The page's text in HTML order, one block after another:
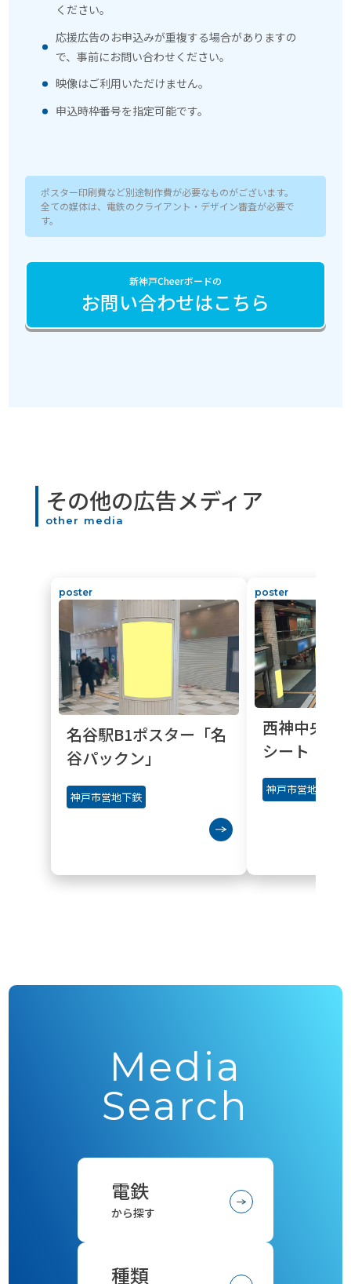
ください。
応援広告のお申込みが重複する場合がありますの
で、事前にお問い合わせください。
映像はご利用いただけません。
申込時枠番号を指定可能です。
ポスター印刷費など別途制作費が必要なものがございます。
全ての媒体は、電鉄のクライアント・デザイン審査が必要で
す。
新神戸Cheerボードの
お問い合わせはこちら
その他の広告メディア
other media
poster
名谷駅B1ポスター「名
谷パックン」
神戸市営地下鉄
poster
西神中央ア
シート
神戸市営地下鉄
Media
Search
電鉄
から探す
種類